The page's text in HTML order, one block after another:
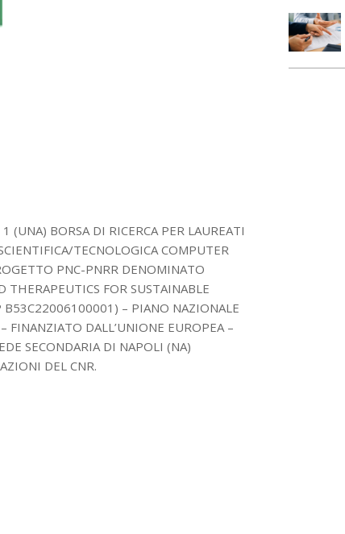
(UNA) BORSA DI RICERCA PER LAUREATI
TECNOLOGICA COMPUTER
PNC-PNRR DENOMINATO
THERAPEUTICS FOR SUSTAINABLE
B53C22006100001) – PIANO NAZIONALE
FINANZIATO DALL’UNIONE EUROPEA –
SECONDARIA DI NAPOLI (NA)
DEL CNR.